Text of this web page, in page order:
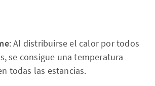
: Al distribuirse el calor por todos
se consigue una temperatura
todas las estancias.